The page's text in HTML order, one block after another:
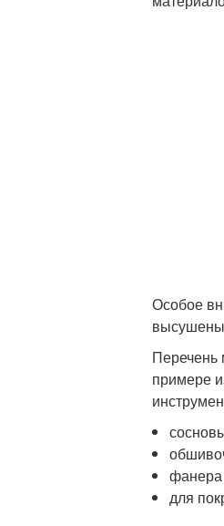
Особое
высушены
Перечень
примере
фанера
для